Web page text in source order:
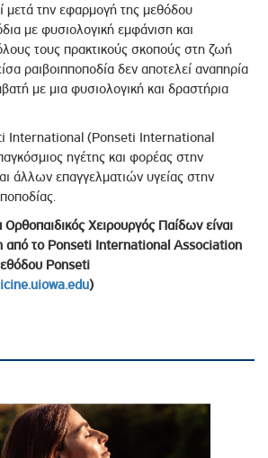
μετά την εφαρμογή της μεθόδου
με φυσιολογική εμφάνιση και
τους πρακτικούς σκοπούς στη ζωή
ραιβοιπποποδία δεν αποτελεί αναπηρία
με μια φυσιολογική και δραστήρια
International (Ponseti International
ηγέτης και φορέας στην
άλλων επαγγελματιών υγείας στην
Χειρουργός Παίδων είναι
από το Ponseti International Association
Ponseti
)